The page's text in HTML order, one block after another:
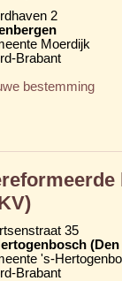
2
Moerdijk
Brabant
bestemming
35
's-
Brabant